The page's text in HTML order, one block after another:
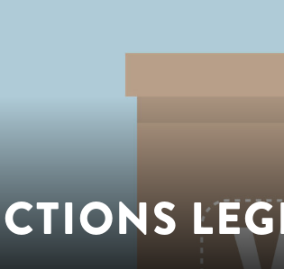
papiers
Conseil municipal